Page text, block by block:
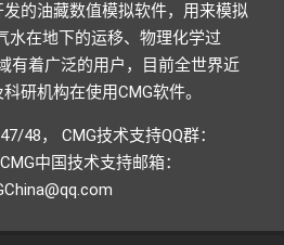
发的油藏数值模拟软件，用来模拟
水在地下的运移、物理化学过
有着广泛的用户，目前全世界近
研机构在使用CMG软件。
48， CMG技术支持QQ群：
中国技术支持邮箱：